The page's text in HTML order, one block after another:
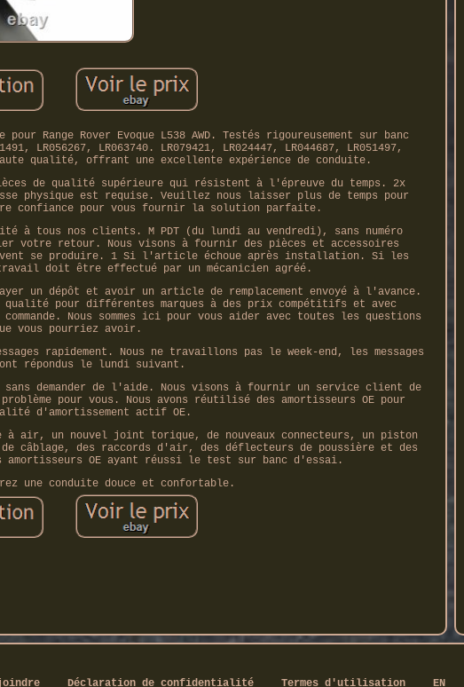
Range Rover Evoque L538 AWD. Testés rigoureusement sur banc
LR056267, LR063740. LR079421, LR024447, LR044687, LR051497,
qualité, offrant une excellente expérience de conduite.
de qualité supérieure qui résistent à l'épreuve du temps. 2x
physique est requise. Veuillez nous laisser plus de temps pour
confiance pour vous fournir la solution parfaite.
à tous nos clients. M PDT (du lundi au vendredi), sans numéro
votre retour. Nous visons à fournir des pièces et accessoires
se produire. 1 Si l'article échoue après installation. Si les
doit être effectué par un mécanicien agréé.
un dépôt et avoir un article de remplacement envoyé à l'avance.
qualité pour différentes marques à des prix compétitifs et avec
Nous sommes ici pour vous aider avec toutes les questions
vous pourriez avoir.
rapidement. Nous ne travaillons pas le week-end, les messages
répondus le lundi suivant.
sans demander de l'aide. Nous visons à fournir un service client de
pour vous. Nous avons réutilisé des amortisseurs OE pour
d'amortissement actif OE.
à air, un nouvel joint torique, de nouveaux connecteurs, un piston
câblage, des raccords d'air, des déflecteurs de poussière et des
amortisseurs OE ayant réussi le test sur banc d'essai.
une conduite douce et confortable.
Déclaration de confidentialité Termes d'utilisation EN